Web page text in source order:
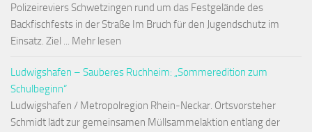
Polizeireviers Schwetzingen rund um das Festgelände des
Backfischfests in der Straße Im Bruch für den Jugendschutz im
Einsatz. Ziel ... Mehr lesen
Ludwigshafen – Sauberes Ruchheim: „Sommeredition zum
Schulbeginn“
Ludwigshafen / Metropolregion Rhein-Neckar. Ortsvorsteher
Schmidt lädt zur gemeinsamen Müllsammelaktion entlang der